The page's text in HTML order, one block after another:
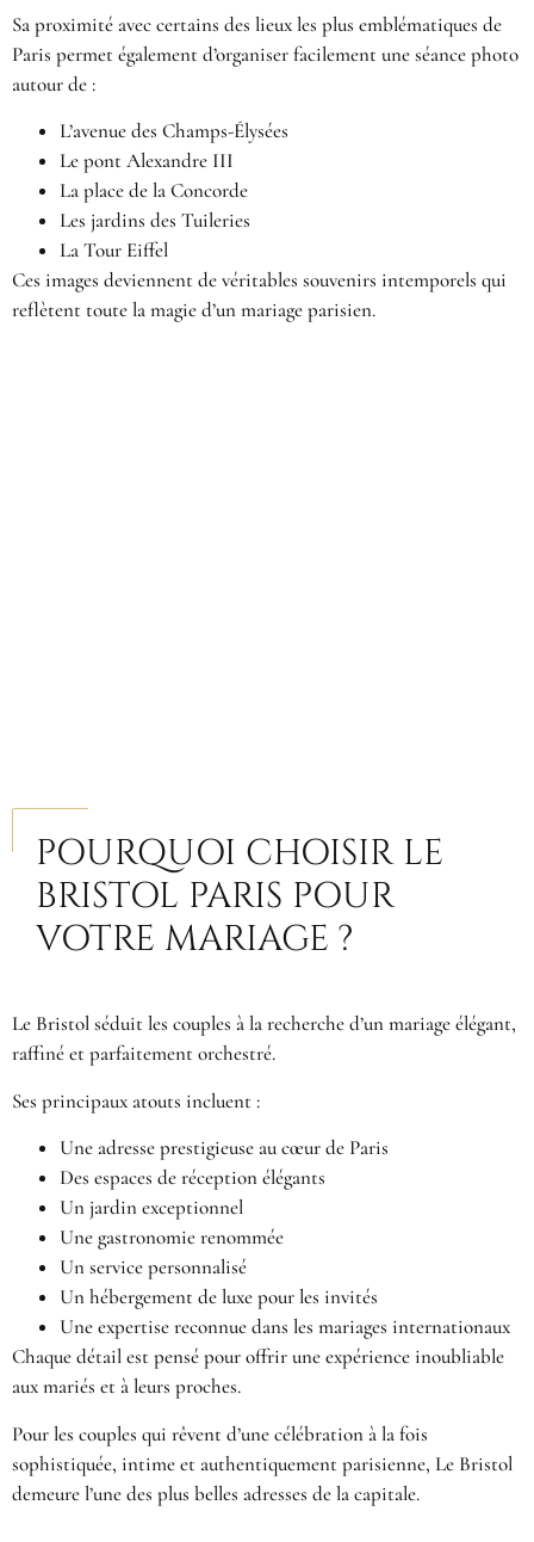
Sa proximité avec certains des lieux les plus emblématiques de
Paris permet également d’organiser facilement une séance photo
autour de :
L’avenue des Champs-Élysées
Le pont Alexandre III
La place de la Concorde
Les jardins des Tuileries
La Tour Eiffel
Ces images deviennent de véritables souvenirs intemporels qui
reflètent toute la magie d’un mariage parisien.
POURQUOI CHOISIR LE
BRISTOL PARIS POUR
VOTRE MARIAGE ?
Le Bristolséduit les couples à la recherche d’un mariage élégant,
raffiné et parfaitement orchestré.
Ses principaux atouts incluent :
Une adresse prestigieuse au cœur de Paris
Des espaces de réception élégants
Un jardin exceptionnel
Une gastronomie renommée
Un service personnalisé
Un hébergement de luxe pour les invités
Une expertise reconnue dans les mariages internationaux
Chaque détail est pensé pour offrir une expérience inoubliable
aux mariés et à leurs proches.
Pour les couples qui rêvent d’une célébration à la fois
sophistiquée, intime et authentiquement parisienne, Le Bristol
demeure l’une des plus belles adresses de la capitale.